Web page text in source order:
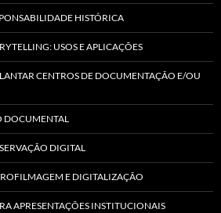
HISTÓRICA
USOS E APLICAÇÕES
CENTROS DE DOCUMENTAÇÃO E/OU
DOCUMENTAL
DIGITAL
E DIGITALIZAÇÃO
APRESENTAÇÕES INSTITUCIONAIS